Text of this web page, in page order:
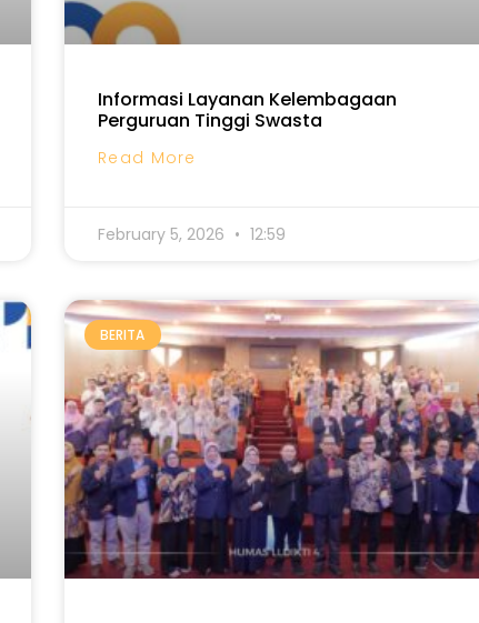
Informasi Layanan Kelembagaan
Perguruan Tinggi Swasta
Read More
February 5, 2026 12:59
BERITA